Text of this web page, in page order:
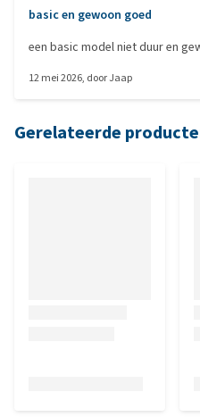
basic en gewoon goed
een basic model niet duur en
12 mei 2026, doorJaap
Gerelateerde